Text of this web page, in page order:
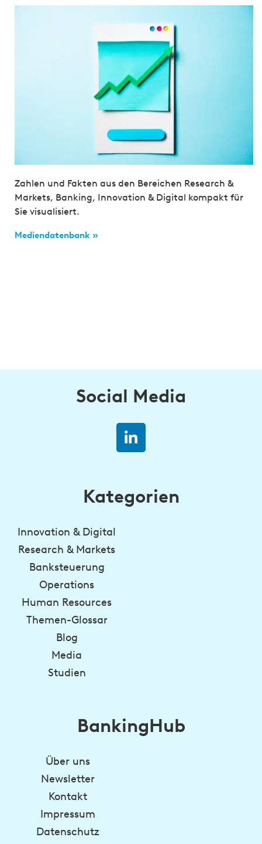
Zahlen und Fakten aus den Bereichen Research &
Markets, Banking, Innovation & Digital kompakt für
Sie visualisiert.
Mediendatenbank »
Social Media
Kategorien
Innovation & Digital
Research & Markets
Banksteuerung
Operations
Human Resources
Themen-Glossar
Blog
Media
Studien
BankingHub
Über uns
Newsletter
Kontakt
Impressum
Datenschutz